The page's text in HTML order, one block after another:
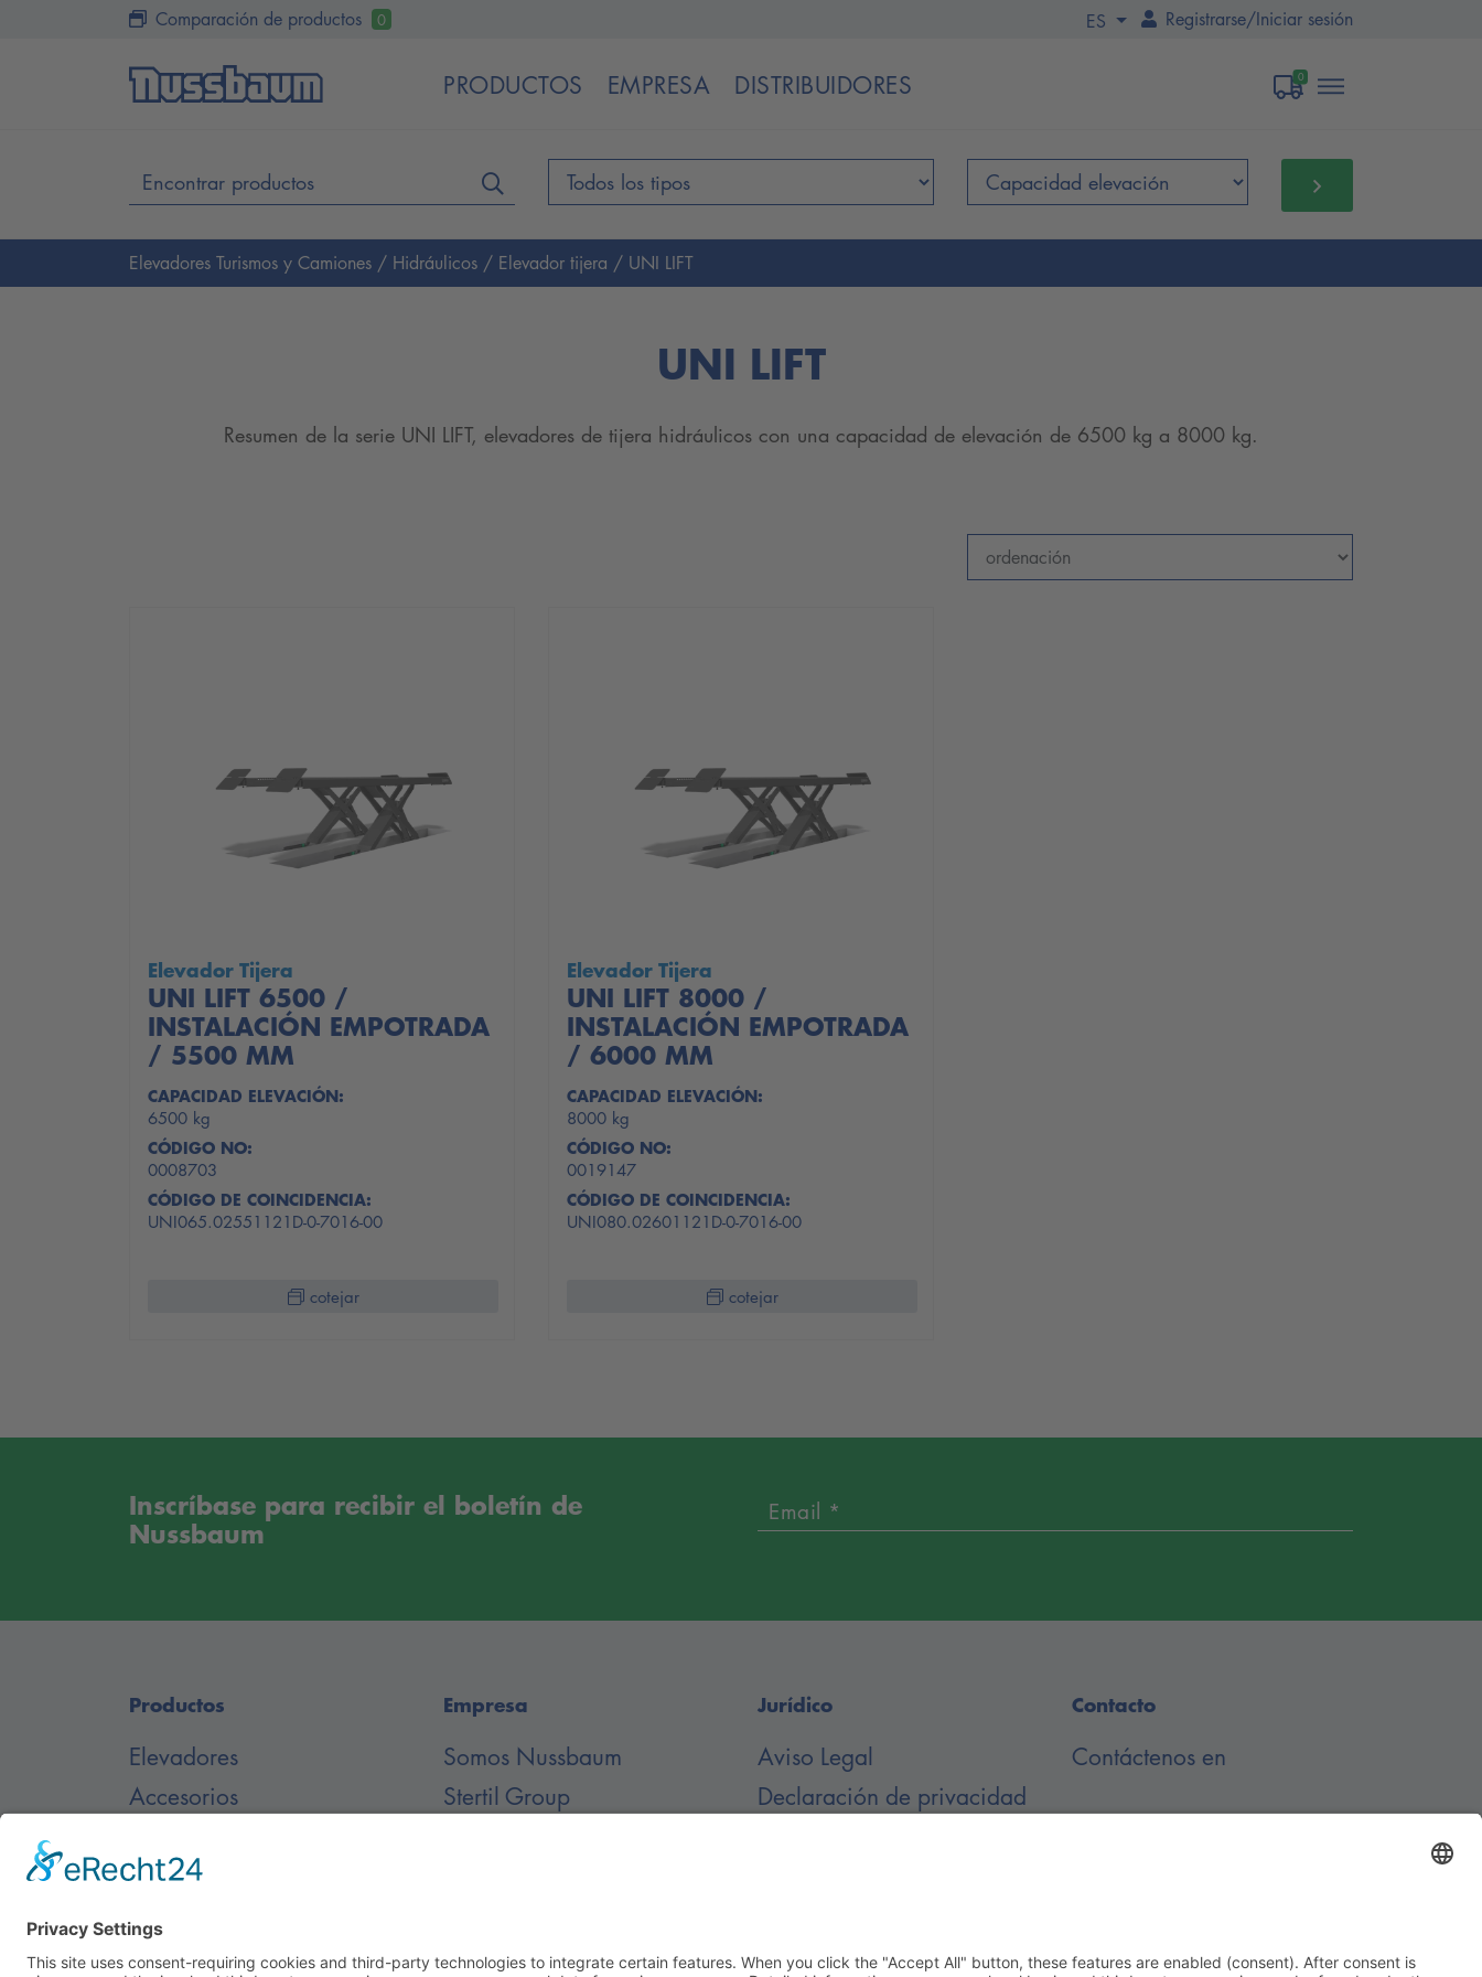
Comparación de productos 0 ES Registrarse/Iniciar sesión
PRODUCTOS EMPRESA DISTRIBUIDORES 0
Elevadores Turismos y Camiones / Hidráulicos / Elevador tijera / UNI LIFT
UNI LIFT
Resumen de la serie UNI LIFT, elevadores de tijera hidráulicos con una capacidad de elevación de 6500 kg a 8000 kg.
Elevador Tijera
UNI LIFT 6500 /
INSTALACIÓN EMPOTRADA
/ 5500 MM
CAPACIDAD ELEVACIÓN:
6500 kg
CÓDIGO NO:
0008703
CÓDIGO DE COINCIDENCIA:
UNI065.02551121D-0-7016-00
cotejar
Elevador Tijera
UNI LIFT 8000 /
INSTALACIÓN EMPOTRADA
/ 6000 MM
CAPACIDAD ELEVACIÓN:
8000 kg
CÓDIGO NO:
0019147
CÓDIGO DE COINCIDENCIA:
UNI080.02601121D-0-7016-00
cotejar
Inscríbase para recibir el boletín de
Nussbaum
Email *
Productos
Elevadores
Accesorios
Elevador enterrado
Empresa
Somos Nussbaum
Stertil Group
Jurídico
Aviso Legal
Declaración de privacidad
Contacto
Contáctenos en